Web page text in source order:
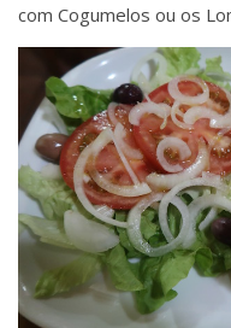
com Cogumelos ou os